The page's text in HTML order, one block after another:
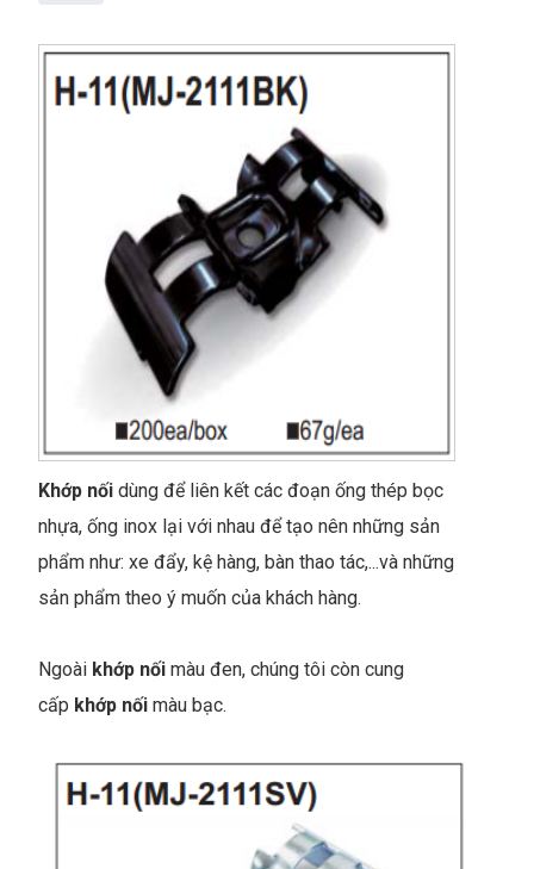
Khớp nốidùng để liên kết các đoạn ống thép bọc
nhựa, ống inox lại với nhau để tạo nên những sản
phẩm như: xe đẩy, kệ hàng, bàn thao tác,...và những
sản phẩm theo ý muốn của khách hàng.
Ngoài khớp nốimàu đen, chúng tôi còn cung
cấp khớp nốimàu bạc.